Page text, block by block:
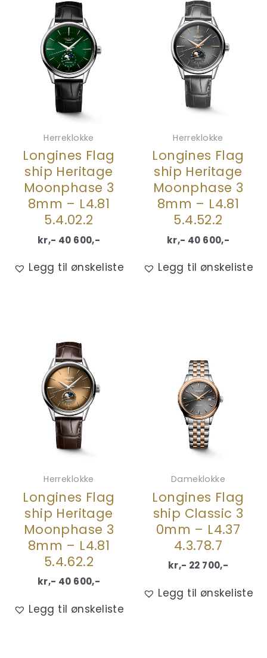
Herreklokke
Longines Flag
ship Heritage
Moonphase 3
8mm – L4.81
5.4.02.2
kr,- 40 600,-
Legg til ønskeliste
Herreklokke
Longines Flag
ship Heritage
Moonphase 3
8mm – L4.81
5.4.52.2
kr,- 40 600,-
Legg til ønskeliste
Herreklokke
Longines Flag
ship Heritage
Moonphase 3
8mm – L4.81
5.4.62.2
kr,- 40 600,-
Legg til ønskeliste
Dameklokke
Longines Flag
ship Classic 3
0mm – L4.37
4.3.78.7
kr,- 22 700,-
Legg til ønskeliste